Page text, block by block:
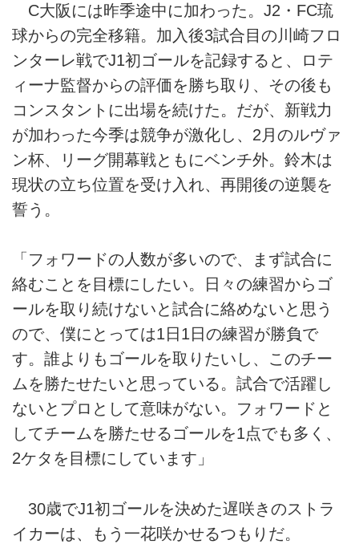
C大阪には昨季途中に加わった。J2・FC琉
球からの完全移籍。加入後3試合目の川崎フロ
ンターレ戦でJ1初ゴールを記録すると、ロテ
ィーナ監督からの評価を勝ち取り、その後も
コンスタントに出場を続けた。だが、新戦力
が加わった今季は競争が激化し、2月のルヴァ
ン杯、リーグ開幕戦ともにベンチ外。鈴木は
現状の立ち位置を受け入れ、再開後の逆襲を
誓う。
「フォワードの人数が多いので、まず試合に
絡むことを目標にしたい。日々の練習からゴ
ールを取り続けないと試合に絡めないと思う
ので、僕にとっては1日1日の練習が勝負で
す。誰よりもゴールを取りたいし、このチー
ムを勝たせたいと思っている。試合で活躍し
ないとプロとして意味がない。フォワードと
してチームを勝たせるゴールを1点でも多く、
2ケタを目標にしています」
30歳でJ1初ゴールを決めた遅咲きのストラ
イカーは、もう一花咲かせるつもりだ。